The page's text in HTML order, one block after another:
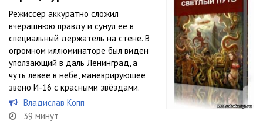
Режиссёр аккуратно сложил
вчерашнюю правду и сунул её в
специальный держатель на стене. В
огромном иллюминаторе был виден
уползающий в даль Ленинград, а
чуть левее в небе, маневрирующее
звено И-16 с красными звёздами.
Владислав Копп
39 минут